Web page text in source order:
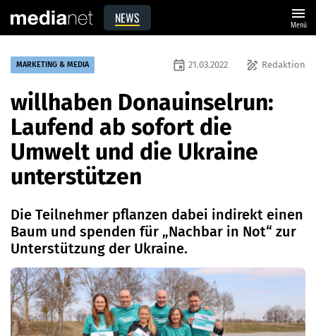
NEWS menu
Menü
MARKETING & MEDIA draw Redaktion
event 21.03.2022
willhaben Donauinselrun:
Laufend ab sofort die
Umwelt und die Ukraine
unterstützen
Die Teilnehmer pflanzen dabei indirekt einen
Baum und spenden für „Nachbar in Not“ zur
Unterstützung der Ukraine.